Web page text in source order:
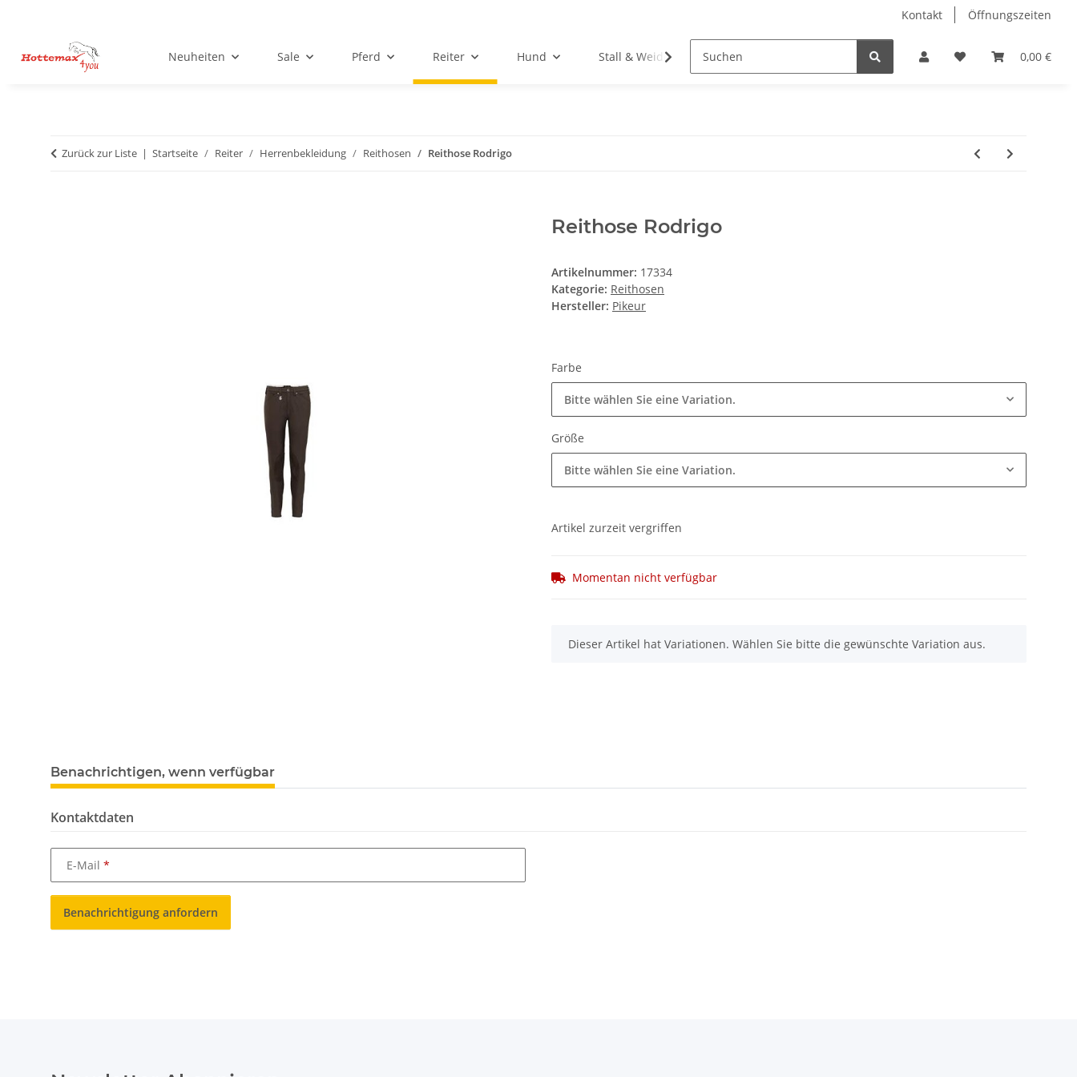
Kontakt Öffnungszeiten
0,00 €
Neuheiten Sale Pferd Reiter Hund Stall & Weide Hobby Horse Dienstleistungen Geschenkartikel &
Zurück zur Liste Startseite Reiter Herrenbekleidung Reithosen Reithose Rodrigo
Reithose Rodrigo
Artikelnummer: 17334
Kategorie: Reithosen
Hersteller: Pikeur
Farbe
Bitte wählen Sie eine Variation.
Größe
Bitte wählen Sie eine Variation.
Artikel zurzeit vergriffen
Momentan nicht verfügbar
x
Dieser Artikel hat Variationen. Wählen Sie bitte die gewünschte Variation aus.
Benachrichtigen, wenn verfügbar
Kontaktdaten
E-Mail
Benachrichtigung anfordern